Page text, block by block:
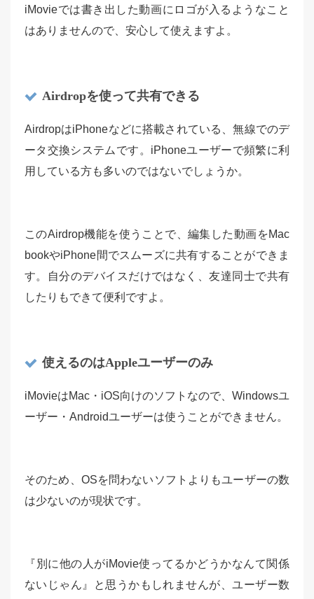
iMovieでは書き出した動画にロゴが入るようなこと
はありませんので、安心して使えますよ。
Airdropを使って共有できる
AirdropはiPhoneなどに搭載されている、無線でのデ
ータ交換システムです。iPhoneユーザーで頻繁に利
用している方も多いのではないでしょうか。
このAirdrop機能を使うことで、編集した動画をMac
bookやiPhone間でスムーズに共有することができま
す。自分のデバイスだけではなく、友達同士で共有
したりもできて便利ですよ。
使えるのはAppleユーザーのみ
iMovieはMac・iOS向けのソフトなので、Windowsユ
ーザー・Androidユーザーは使うことができません。
そのため、OSを問わないソフトよりもユーザーの数
は少ないのが現状です。
『別に他の人がiMovie使ってるかどうかなんて関係
ないじゃん』と思うかもしれませんが、ユーザー数